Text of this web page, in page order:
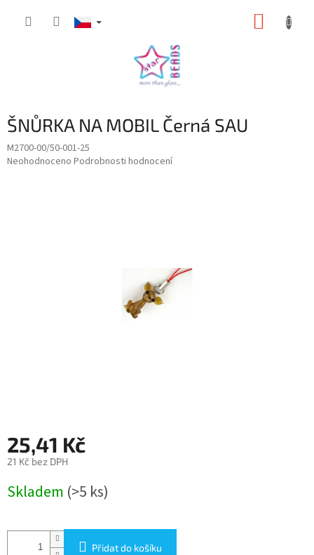
ŠNŮRKA NA MOBIL Černá SAU
M2700-00/50-001-25
Průměrné
Neohodnoceno Podrobnosti hodnocení
25,41 Kč
21 Kč bez DPH
cena:
Skladem (>5 ks)
Přidat do košíku